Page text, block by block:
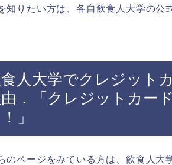
知りたい方は、各自飲食人大学の公
人大学でクレジット
．「クレジットカー
」
のページをみている方は、飲食人大